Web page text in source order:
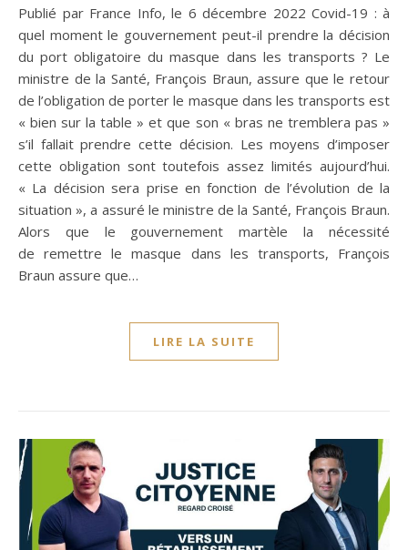
Publié par France Info, le 6 décembre 2022 Covid-19 : à
quel moment le gouvernement peut-il prendre la décision
du port obligatoire du masque dans les transports ? Le
ministre de la Santé, François Braun, assure que le retour
de l’obligation de porter le masque dans les transports est
« bien sur la table » et que son « bras ne tremblera pas »
s’il fallait prendre cette décision. Les moyens d’imposer
cette obligation sont toutefois assez limités aujourd’hui.
« La décision sera prise en fonction de l’évolution de la
situation », a assuré le ministre de la Santé, François Braun.
Alors que le gouvernement martèle la nécessité
de remettre le masque dans les transports, François
Braun assure que…
LIRE LA SUITE